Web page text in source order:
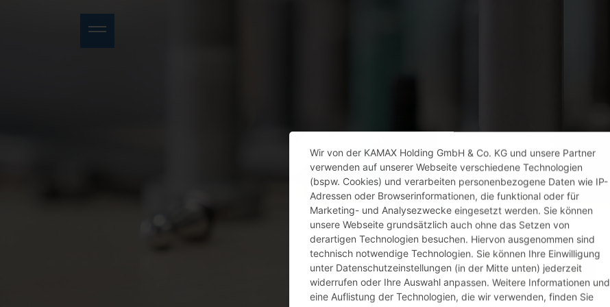
Wir von der KAMAX Holding GmbH & Co. KG und unsere Partner
verwenden auf unserer Webseite verschiedene Technologien
(bspw. Cookies) und verarbeiten personenbezogene Daten wie IP-
Adressen oder Browserinformationen, die funktional oder für
Marketing- und Analysezwecke eingesetzt werden. Sie können
unsere Webseite grundsätzlich auch ohne das Setzen von
derartigen Technologien besuchen. Hiervon ausgenommen sind
technisch notwendige Technologien. Sie können Ihre Einwilligung
unter Datenschutzeinstellungen (in der Mitte unten) jederzeit
widerrufen oder Ihre Auswahl anpassen. Weitere Informationen und
eine Auflistung der Technologien, die wir verwenden, finden Sie